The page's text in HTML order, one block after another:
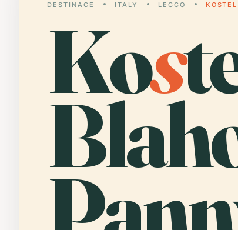
DESTINACE ITALY LECCO
Kos